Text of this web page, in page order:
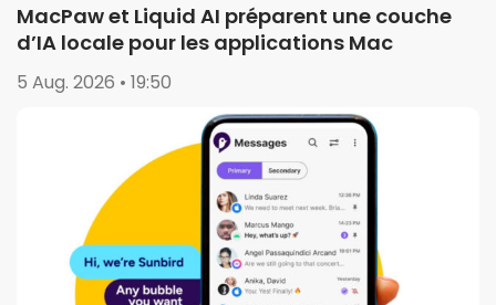
MacPaw et Liquid AI préparent une couche
d’IA locale pour les applications Mac
5 Aug. 2026 • 19:50